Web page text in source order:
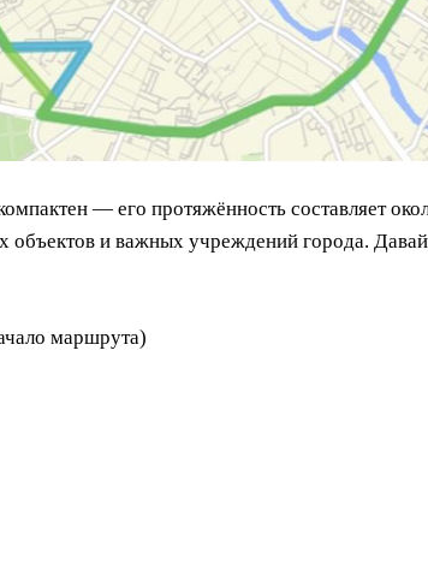
— его протяжённость составляет
объектов и важных учреждений города.
маршрута)